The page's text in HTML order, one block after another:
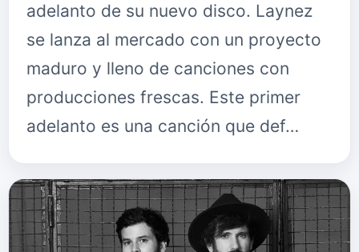
adelanto de su nuevo disco. Laynez
se lanza al mercado con un proyecto
maduro y lleno de canciones con
producciones frescas. Este primer
adelanto es una canción que def…